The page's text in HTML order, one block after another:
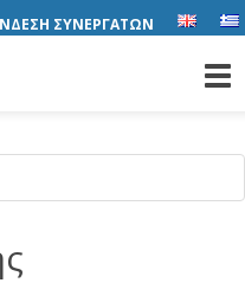
ΣΥΝΕΡΓΑΤΩΝ